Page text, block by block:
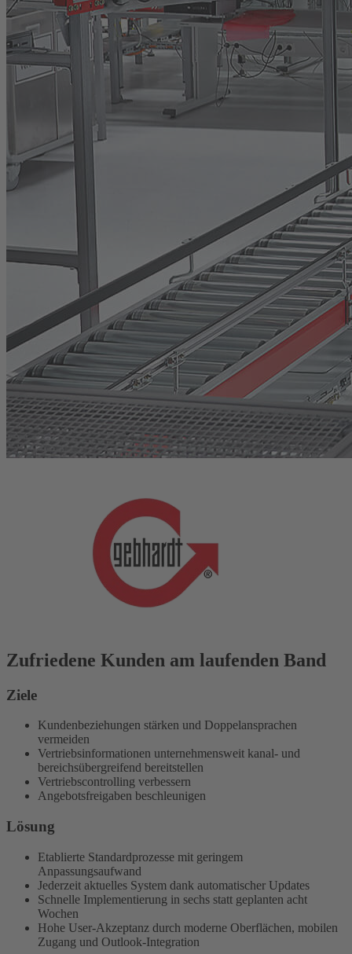
Zufriedene Kunden am laufenden Band
Ziele
Kundenbeziehungen stärken und Doppelansprachen
vermeiden
Vertriebsinformationen unternehmensweit kanal- und
bereichsübergreifend bereitstellen
Vertriebscontrolling verbessern
Angebotsfreigaben beschleunigen
Lösung
Etablierte Standardprozesse mit geringem
Anpassungsaufwand
Jederzeit aktuelles System dank automatischer Updates
Schnelle Implementierung in sechs statt geplanten acht
Wochen
Hohe User-Akzeptanz durch moderne Oberflächen, mobilen
Zugang und Outlook-Integration